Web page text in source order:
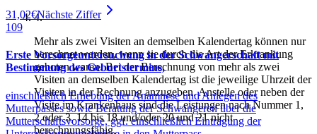
4.
Mehr als zwei Visiten an demselben Kalendertag können nur
berechnet werden, wenn sie durch die Art der Erkrankung
geboten waren. Bei der Berechnung von mehr als zwei
Visiten an demselben Kalendertag ist die jeweilige Uhrzeit der
Visiten in der Rechnung anzugeben. Anstelle oder neben der
Visite im Krankenhaus sind die Leistungen nach Nummer 1,
2 oder 3, 14 bis 18 und/oder 20 und 21 nicht
berechnungsfähig.
31,02€Nächste Ziffer
109
Erste Vorsorgeuntersuchung in der Schwangerschaft mit
Bestimmung des Geburtstermins,
einschließlich Erhebung der Anamnese und Anlegen des
Mutterpasses sowie Beratung der Schwangeren über die
Mutterschaftsvorsorge, ggf. einschließlich Eintragung der